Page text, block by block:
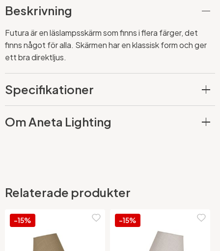
Beskrivning
Futura är en läslampsskärm som finns i flera färger, det
finns något för alla. Skärmen har en klassisk form och ger
ett bra direktljus.
Specifikationer
Om Aneta Lighting
Relaterade produkter
-15% -15%